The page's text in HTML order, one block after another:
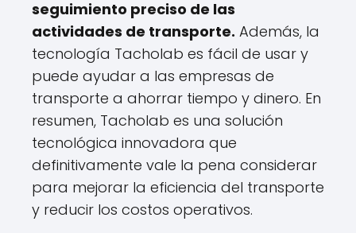
seguimiento preciso de las
actividades de transporte. Además, la
tecnología Tacholab es fácil de usar y
puede ayudar a las empresas de
transporte a ahorrar tiempo y dinero. En
resumen, Tacholab es una solución
tecnológica innovadora que
definitivamente vale la pena considerar
para mejorar la eficiencia del transporte
y reducir los costos operativos.